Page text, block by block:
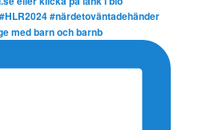
med barn och barnb